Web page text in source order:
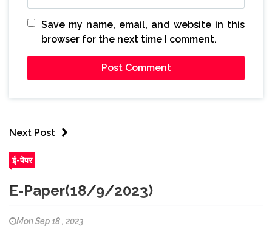
Save my name, email, and website in this
browser for the next time I comment.
Next Post
ई-पेपर
E-Paper(18/9/2023)
Mon Sep 18 , 2023